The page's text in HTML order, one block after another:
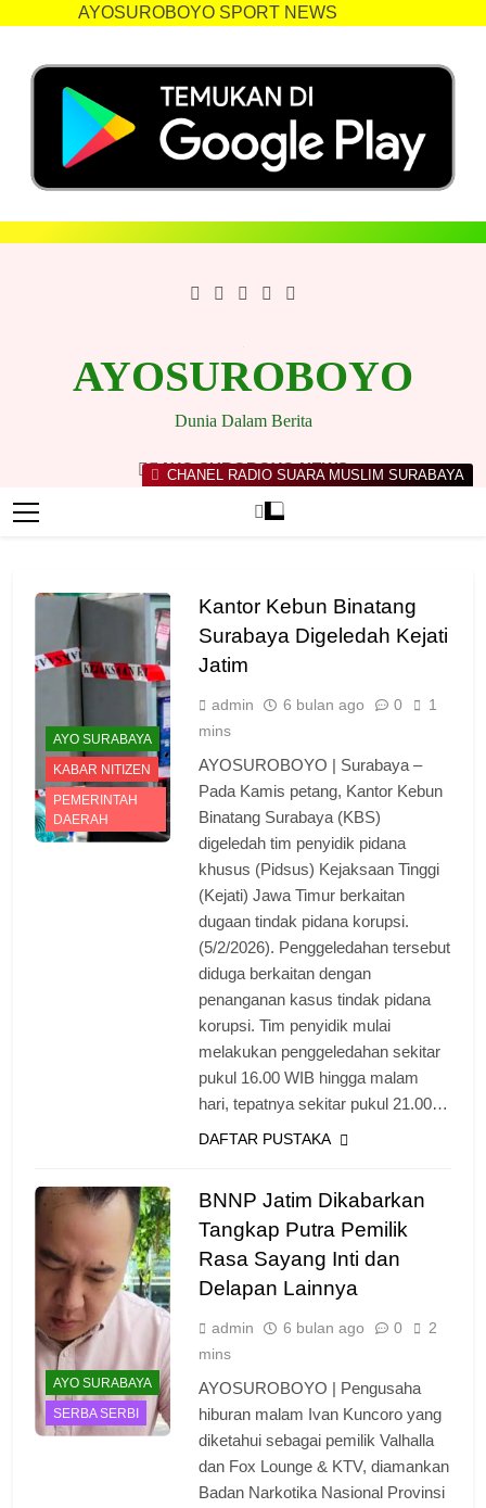
SPORT NEWS
AYOSUROBOYO
Dunia Dalam Berita
AYO SUROBOYO NEWS
CHANEL RADIO SUARA MUSLIM SURABAYA
AYO SURABAYA
KABAR NITIZEN
PEMERINTAH
DAERAH
Kantor Kebun Binatang
Surabaya Digeledah Kejati
Jatim
admin 6 bulan ago 0
1
mins
AYOSUROBOYO | Surabaya –
Pada Kamis petang, Kantor Kebun
Binatang Surabaya (KBS)
digeledah tim penyidik pidana
khusus (Pidsus) Kejaksaan Tinggi
(Kejati) Jawa Timur berkaitan
dugaan tindak pidana korupsi.
(5/2/2026). Penggeledahan tersebut
diduga berkaitan dengan
penanganan kasus tindak pidana
korupsi. Tim penyidik mulai
melakukan penggeledahan sekitar
pukul 16.00 WIB hingga malam
hari, tepatnya sekitar pukul 21.00…
DAFTAR PUSTAKA
AYO SURABAYA
SERBA SERBI
BNNP Jatim Dikabarkan
Tangkap Putra Pemilik
Rasa Sayang Inti dan
Delapan Lainnya
admin 6 bulan ago 0
2
mins
AYOSUROBOYO | Pengusaha
hiburan malam Ivan Kuncoro yang
diketahui sebagai pemilik Valhalla
dan Fox Lounge & KTV, diamankan
Badan Narkotika Nasional Provinsi